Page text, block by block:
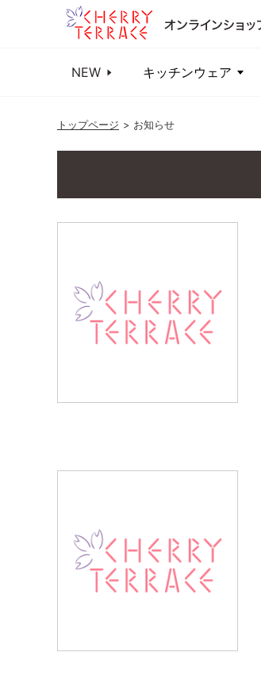
NEW キッチンウェア
トップページ お知らせ